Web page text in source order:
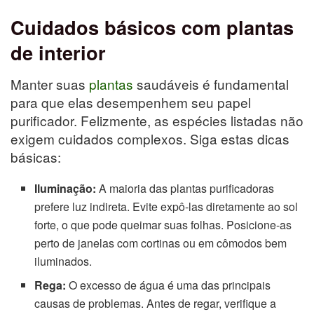
Cuidados básicos com plantas
de interior
Manter suas plantas saudáveis é fundamental
para que elas desempenhem seu papel
purificador. Felizmente, as espécies listadas não
exigem cuidados complexos. Siga estas dicas
básicas:
Iluminação: A maioria das plantas purificadoras
prefere luz indireta. Evite expô-las diretamente ao sol
forte, o que pode queimar suas folhas. Posicione-as
perto de janelas com cortinas ou em cômodos bem
iluminados.
Rega: O excesso de água é uma das principais
causas de problemas. Antes de regar, verifique a